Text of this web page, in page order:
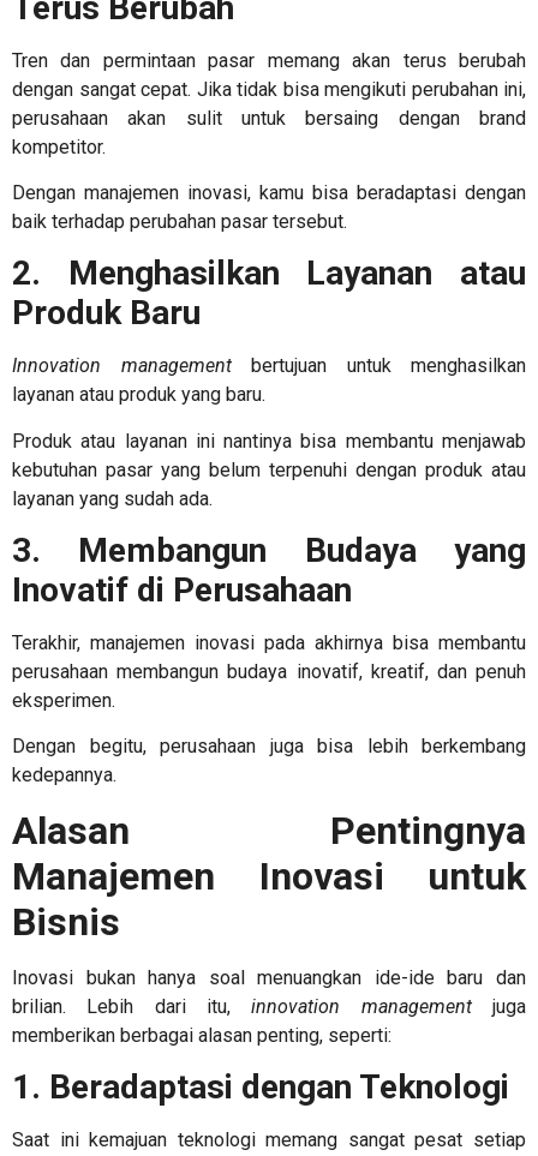
Tren dan permintaan pasar memang akan terus berubah
dengan sangat cepat. Jika tidak bisa mengikuti perubahan ini,
perusahaan akan sulit untuk bersaing dengan brand
kompetitor.
Dengan manajemen inovasi, kamu bisa beradaptasi dengan
baik terhadap perubahan pasar tersebut.
2. Menghasilkan Layanan atau
Produk Baru
Innovation management
bertujuan untuk menghasilkan
layanan atau produk yang baru.
Produk atau layanan ini nantinya bisa membantu menjawab
kebutuhan pasar yang belum terpenuhi dengan produk atau
layanan yang sudah ada.
3. Membangun Budaya yang
Inovatif di Perusahaan
Terakhir, manajemen inovasi pada akhirnya bisa membantu
perusahaan membangun budaya inovatif, kreatif, dan penuh
eksperimen.
Dengan begitu, perusahaan juga bisa lebih berkembang
kedepannya.
Alasan Pentingnya
Manajemen Inovasi untuk
Bisnis
Inovasi bukan hanya soal menuangkan ide-ide baru dan
brilian. Lebih dari itu,innovation managementjuga
memberikan berbagai alasan penting, seperti:
1. Beradaptasi dengan Teknologi
Saat ini kemajuan teknologi memang sangat pesat setiap